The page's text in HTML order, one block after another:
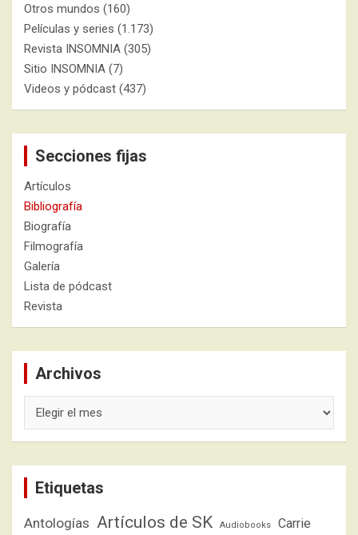
Otros mundos (160)
Películas y series (1.173)
Revista INSOMNIA (305)
Sitio INSOMNIA (7)
Videos y pódcast (437)
Secciones fijas
Artículos
Bibliografía
Biografía
Filmografía
Galería
Lista de pódcast
Revista
Archivos
Etiquetas
Antologías Artículos de SK Audiobooks Carrie